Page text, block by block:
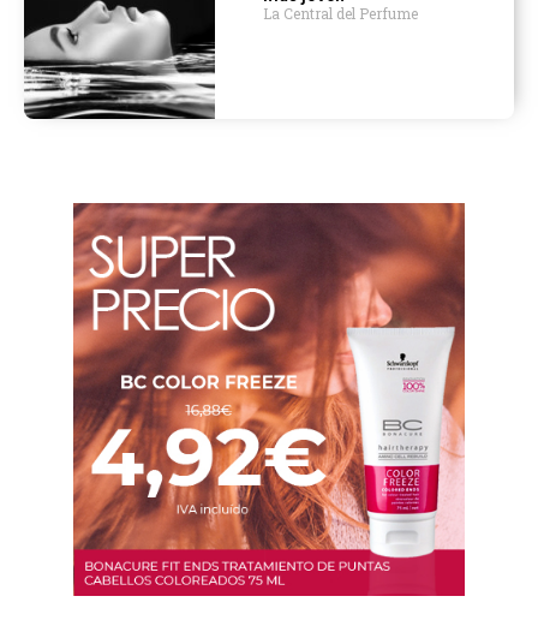
La Central del Perfume